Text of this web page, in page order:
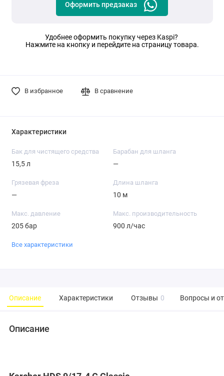
Оформить предзаказ
Удобнее оформить покупку через Kaspi?
Нажмите на кнопку и перейдите на страницу товара.
В избранное В сравнение
Характеристики
Бак для чистящего средства
15,5 л
Барабан для шланга
—
Грязевая фреза
—
Длина шланга
10 м
Макс. давление
205 бар
Макс. производительность
900 л/час
Все характеристики
Описание Характеристики Отзывы 0 Вопросы и
Описание